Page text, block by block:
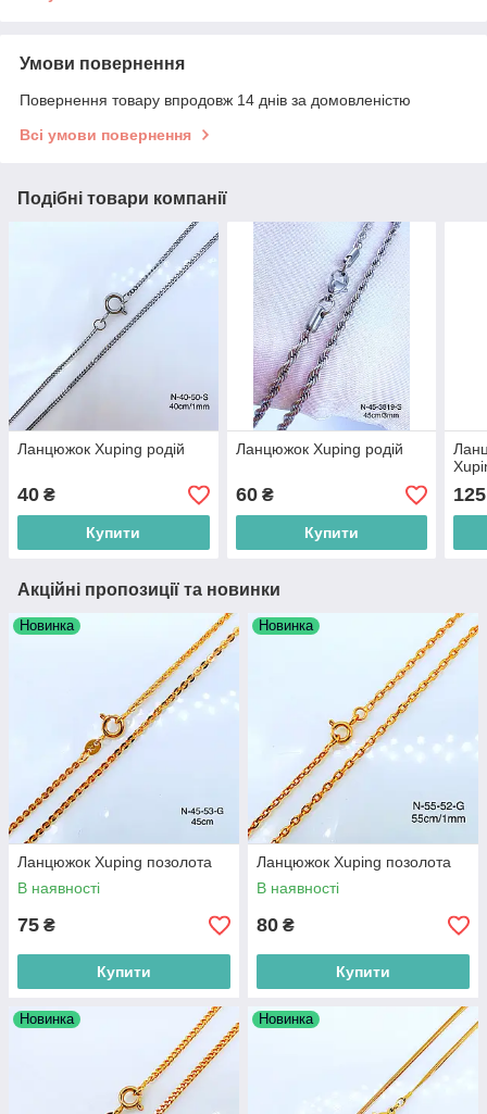
Умови повернення
Повернення товару впродовж 14 днів за домовленістю
Всі умови повернення
Подібні товари компанії
Ланцюжок Xuping родій
40 ₴
Купити
Ланцюжок Xuping родій
60₴
Купити
125
Акційні пропозиції та новинки
Новинка
Ланцюжок Xuping позолота
В наявності
75 ₴
Купити
Новинка
Ланцюжок Xuping позолота
В наявності
80 ₴
Купити
Новинка Новинка